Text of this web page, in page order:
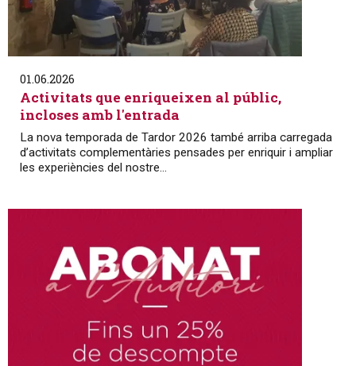
01.06.2026
Activitats que enriqueixen al públic,
incloses amb l'entrada
La nova temporada de Tardor 2026 també arriba carregada
d’activitats complementàries pensades per enriquir i ampliar
les experiències del nostre...